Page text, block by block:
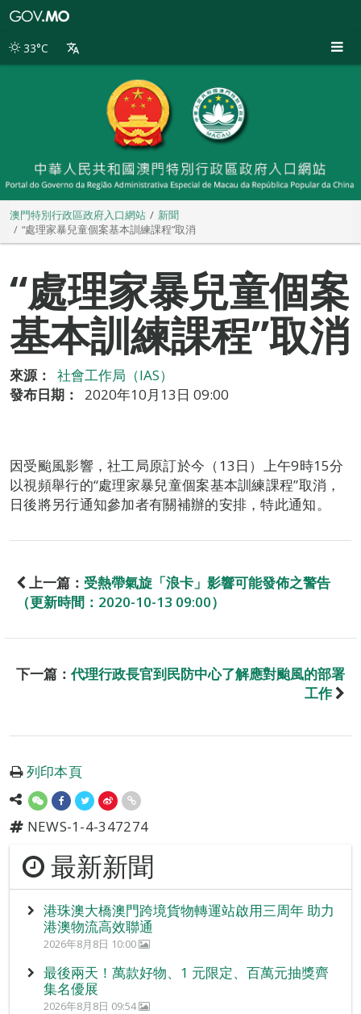
別
33°C
澳門特別行政區政府入口網站
新聞
“處理家暴兒童個案基本訓練課程”取消
“處理家暴兒童個案
基本訓練課程”取消
來源：
社會工作局（IAS）
發布日期：
2020年10月13日 09:00
因受颱風影響，社工局原訂於今（13日）上午9時15分
以視頻舉行的“處理家暴兒童個案基本訓練課程”取消，
日後將另行通知參加者有關補辦的安排，特此通知。
上一篇： 受熱帶氣旋「浪卡」影響可能發佈之警告
（更新時間：2020-10-13 09:00）
下一篇： 代理行政長官到民防中心了解應對颱風的部署
工作
列印本頁
NEWS-1-4-347274
最新新聞
港珠澳大橋澳門跨境貨物轉運站啟用三周年 助力
港澳物流高效聯通
2026年8月8日 10:00
最後兩天！萬款好物、1 元限定、百萬元抽獎齊
集名優展
2026年8月8日 09:54